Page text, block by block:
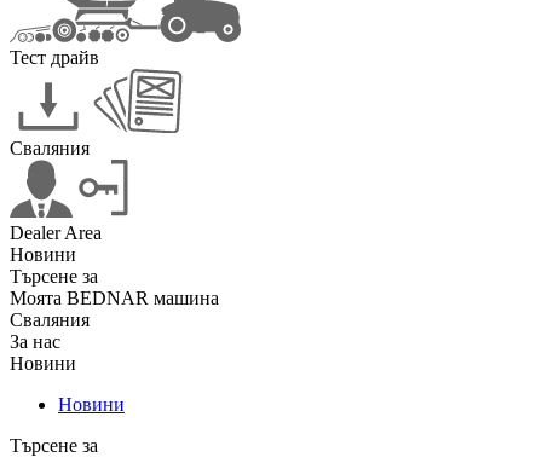
Тест драйв
Сваляния
Dealer Area
Новини
Търсене за
Моята BEDNAR машина
Сваляния
За нас
Новини
Новини
Търсене за